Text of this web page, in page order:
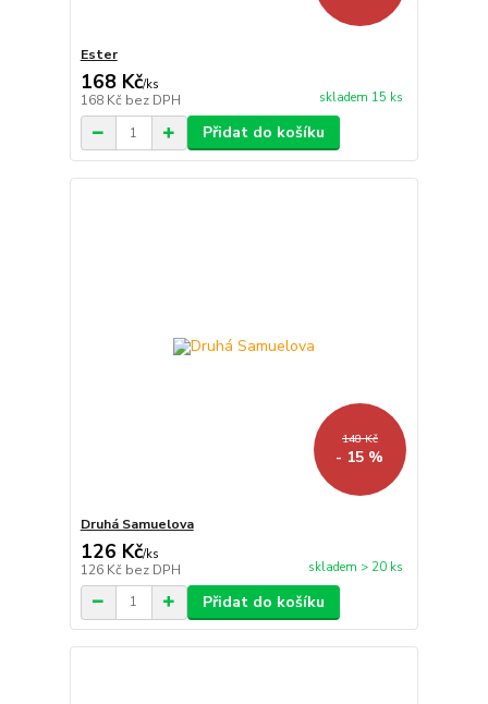
Ester
168 Kč/ks
168 Kč bez DPH skladem 15 ks
Přidat do košíku
148 Kč
- 15 %
Druhá Samuelova
126 Kč/ks
126 Kč bez DPH skladem > 20 ks
Přidat do košíku